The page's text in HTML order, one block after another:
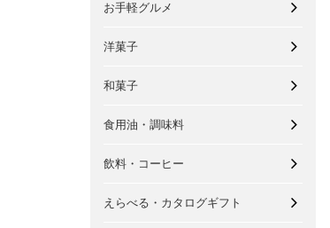
お手軽グルメ
洋菓子
和菓子
食用油・調味料
飲料・コーヒー
えらべる・カタログギフト